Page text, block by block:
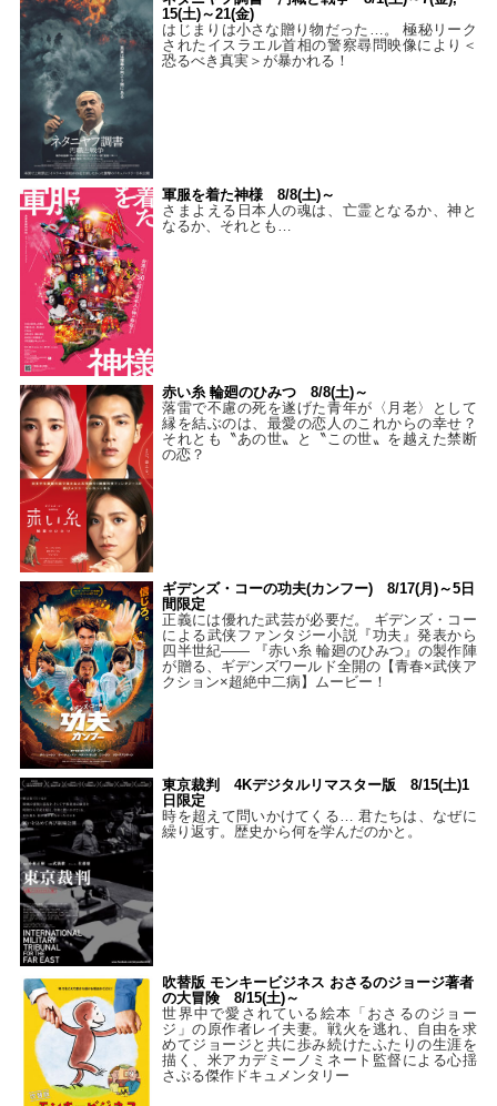
15(土)～21(金)
はじまりは小さな贈り物だった…。 極秘リーク
されたイスラエル首相の警察尋問映像により＜
恐るべき真実＞が暴かれる！
軍服を着た神様 8/8(土)～
さまよえる日本人の魂は、亡霊となるか、神と
なるか、それとも…
赤い糸 輪廻のひみつ 8/8(土)～
落雷で不慮の死を遂げた青年が〈月老〉として
縁を結ぶのは、最愛の恋人のこれからの幸せ？
それとも〝あの世〟と〝この世〟を越えた禁断
の恋？
ギデンズ・コーの功夫(カンフー) 8/17(月)～5日
間限定
正義には優れた武芸が必要だ。 ギデンズ・コー
による武侠ファンタジー小説『功夫』発表から
四半世紀―― 『赤い糸 輪廻のひみつ』の製作陣
が贈る、ギデンズワールド全開の【青春×武侠ア
クション×超絶中二病】ムービー！
東京裁判 4Kデジタルリマスター版 8/15(土)1
日限定
時を超えて問いかけてくる… 君たちは、なぜに
繰り返す。歴史から何を学んだのかと。
吹替版 モンキービジネス おさるのジョージ著者
の大冒険 8/15(土)～
世界中で愛されている絵本「おさるのジョー
ジ」の原作者レイ夫妻。戦火を逃れ、自由を求
めてジョージと共に歩み続けたふたりの生涯を
描く、米アカデミーノミネート監督による心揺
さぶる傑作ドキュメンタリー